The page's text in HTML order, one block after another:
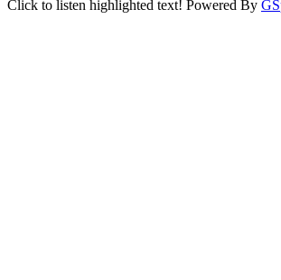
Click to listen highlighted text! Powered By